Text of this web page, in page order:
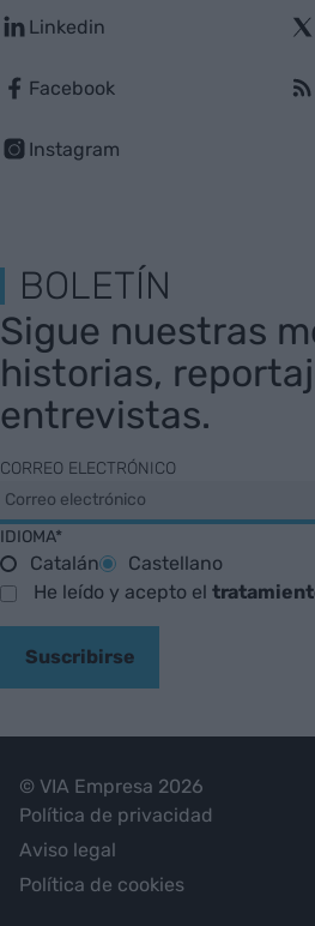
Linkedin
Facebook
Instagram
BOLETÍN
Sigue nuestras
historias,
entrevistas.
CORREO ELECTRÓNICO
IDIOMA*
Catalán
Castellano
He leído y acepto el
Suscribirse
© VIA Empresa 2026
Política de privacidad
Aviso legal
Política de cookies